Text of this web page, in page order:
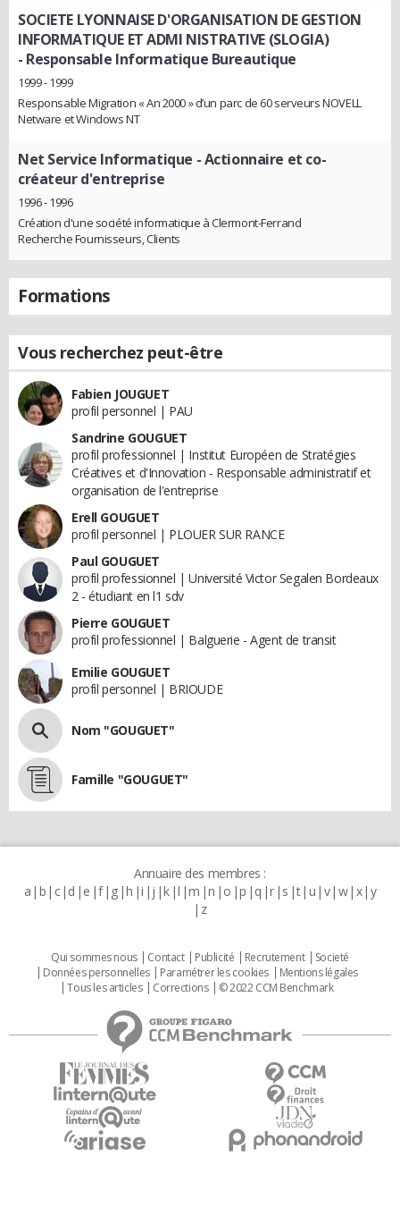
SOCIETE LYONNAISE D'ORGANISATION DE GESTION
INFORMATIQUE ET ADMI NISTRATIVE (SLOGIA)
- Responsable Informatique Bureautique
1999 - 1999
Responsable Migration « An 2000 » d’un parc de 60 serveurs NOVELL
Netware et Windows NT
Net Service Informatique - Actionnaire et co-
créateur d'entreprise
1996 - 1996
Création d'une société informatique à Clermont-Ferrand
Recherche Fournisseurs, Clients
Formations
Vous recherchez peut-être
Fabien JOUGUET
profil personnel | PAU
Sandrine GOUGUET
profil professionnel | Institut Européen de Stratégies
Créatives et d'Innovation - Responsable administratif et
organisation de l'entreprise
Erell GOUGUET
profil personnel | PLOUER SUR RANCE
Paul GOUGUET
profil professionnel | Université Victor Segalen Bordeaux
2 - étudiant en l1 sdv
Pierre GOUGUET
profil professionnel | Balguerie - Agent de transit
Emilie GOUGUET
profil personnel | BRIOUDE
Nom "GOUGUET"
Famille "GOUGUET"
Annuaire des membres :
a b c d e f g h i j k l m n o p q r s t u v w x y
z
Qui sommes nous Contact Publicité Recrutement
Societé
Données personnelles
Paramétrer les cookies
Mentions légales
Tous les articles
Corrections © 2022 CCM Benchmark